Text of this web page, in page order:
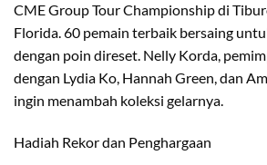
CME Group Tour Championship di
Florida. 60 pemain terbaik bersaing
dengan poin direset. Nelly Korda,
dengan Lydia Ko, Hannah Green, dan
ingin menambah koleksi gelarnya.
Hadiah Rekor dan Penghargaan